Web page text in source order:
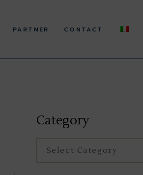
PARTNER CONTACT
Category